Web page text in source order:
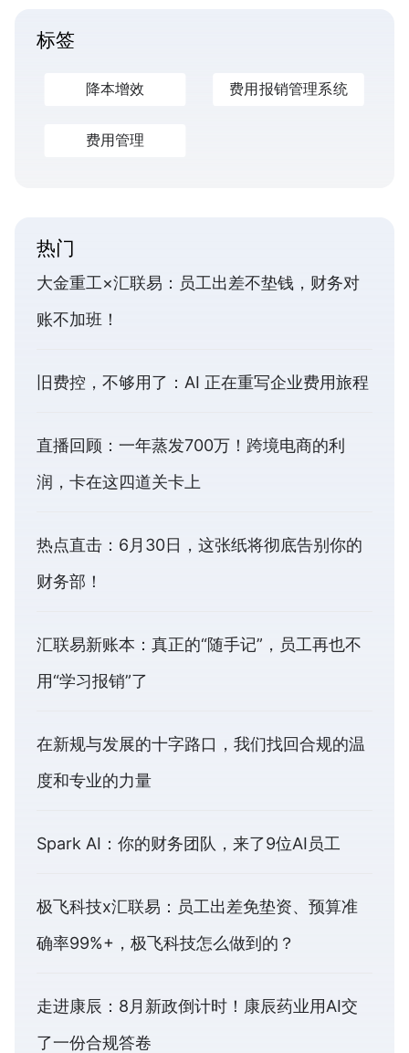
标签
降本增效 费用报销管理系统
费用管理
热门
大金重工×汇联易：员工出差不垫钱，财务对
账不加班！
旧费控，不够用了：AI 正在重写企业费用旅程
直播回顾：一年蒸发700万！跨境电商的利
润，卡在这四道关卡上
热点直击：6月30日，这张纸将彻底告别你的
财务部！
汇联易新账本：真正的“随手记”，员工再也不
用“学习报销”了
在新规与发展的十字路口，我们找回合规的温
度和专业的力量
Spark AI：你的财务团队，来了9位AI员工
极飞科技x汇联易：员工出差免垫资、预算准
确率99%+，极飞科技怎么做到的？
走进康辰：8月新政倒计时！康辰药业用AI交
了一份合规答卷